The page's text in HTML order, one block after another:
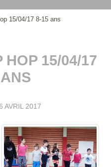
15/04/17 8-15 ans
HOP 15/04/17
AVRIL 2017